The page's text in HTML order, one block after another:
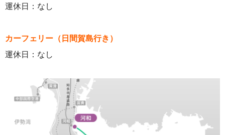
運休日：なし
カーフェリー（日間賀島行き）
運休日：なし